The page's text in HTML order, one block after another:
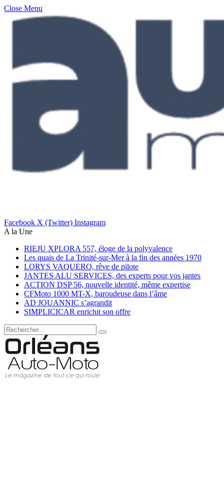
Close Menu
Facebook X (Twitter) Instagram
A la Une
RIEJU XPLORA 557, éloge de la polyvalence
Les quais de La Trinité-sur-Mer à la fin des années 1970
LORYS VAQUERO, rêve de pilote
JANTES ALU SERVICES, des experts pour vos jantes
ACTION DSP 56, nouvelle identité, même expertise
CFMoto 1000 MT-X, baroudeuse dans l’âme
AD JOUANNIC s’agrandit
SIMPLICICAR enrichit son offre